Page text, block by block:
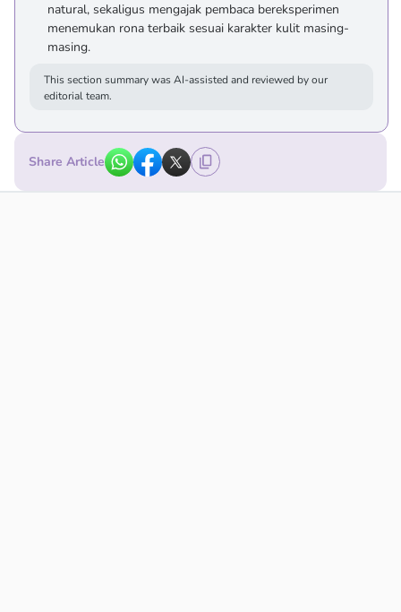
natural, sekaligus mengajak pembaca bereksperimen
menemukan rona terbaik sesuai karakter kulit masing-
masing.
This section summary was AI-assisted and reviewed by our
editorial team.
Share Article